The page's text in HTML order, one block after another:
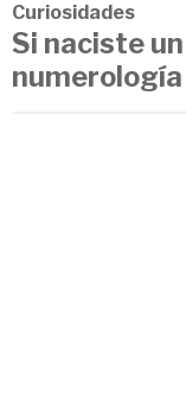
Curiosidades
Si naciste